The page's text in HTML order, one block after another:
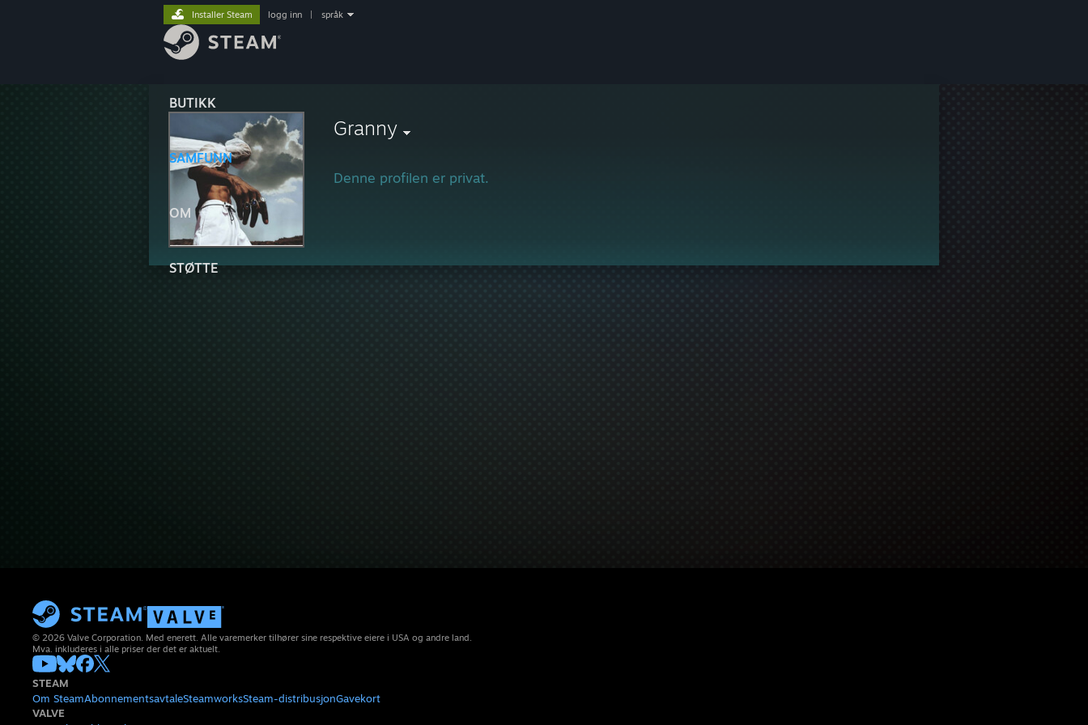
BUTIKK
SAMFUNN
OM
STØTTE
Installer Steam logg inn språk
Granny
Denne profilen er privat.
© 2026 Valve Corporation. Med enerett. Alle varemerker tilhører sine respektive eiere i USA og andre land.
Mva. inkluderes i alle priser der det er aktuelt.
STEAM
Om SteamAbonnementsavtaleSteamworksSteam-distribusjonGavekort
VALVE